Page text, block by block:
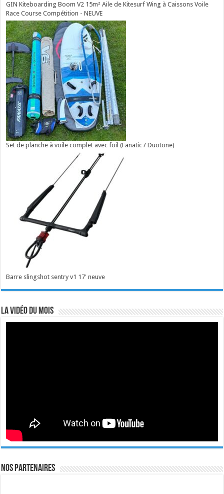
GIN Kiteboarding Boom V2 15m² Aile de Kitesurf Wing à Caissons Voile
Race Course Compétition - NEUVE
Set de planche à voile complet avec foil (Fanatic / Duotone)
Barre slingshot sentry v1 17' neuve
La vidéo du mois
Nos Partenaires